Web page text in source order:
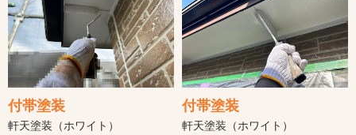
付帯塗装
軒天塗装（ホワイト）
付帯塗装
軒天塗装（ホワイト）